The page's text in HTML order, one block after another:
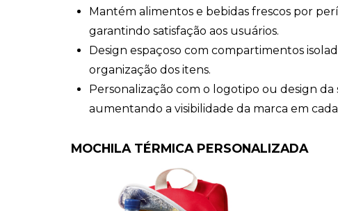
Mantém alimentos e bebidas frescos por
garantindo satisfação aos usuários.
Design espaçoso com compartimentos
organização dos itens.
Personalização com o logotipo ou design da
aumentando a visibilidade da marca em
MOCHILA TÉRMICA PERSONALIZADA